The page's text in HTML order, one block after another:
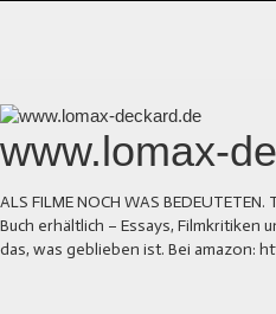
www.lomax-
ALS FILME NOCH WAS
Buch erhältlich – Essays, Filmkritiken
das, was geblieben ist. Bei amazon: